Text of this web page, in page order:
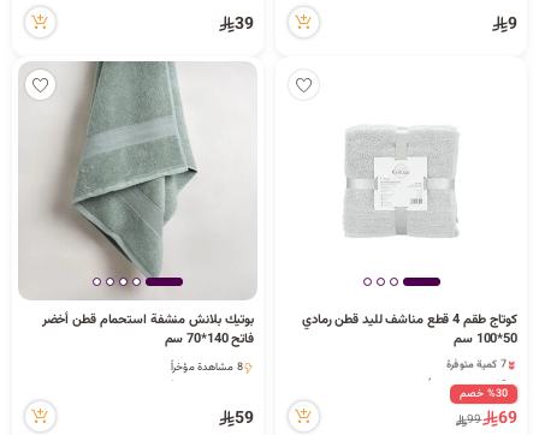
11 مشاهدة مؤخراً9
4 مشاهدة مؤخراً
39
كوتاج طقم 4 قطع مناشف لليد قطن رمادي
50*100 سم
15 مشاهدة مؤخراً
7 كمية متوفرة
15 مشاهدة مؤخراً
%30 خصم
69
99
بوتيك بلانش منشفة استحمام قطن أخضر
فاتح 140*70 سم
8 مشاهدة مؤخراً
59